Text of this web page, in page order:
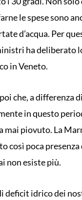
le spese sono
d’acqua. Per
ha deliberato
in Veneto.
che, a differenza
in questo
mai piovuto. La
così poca
non esiste più.
deficit idrico dei